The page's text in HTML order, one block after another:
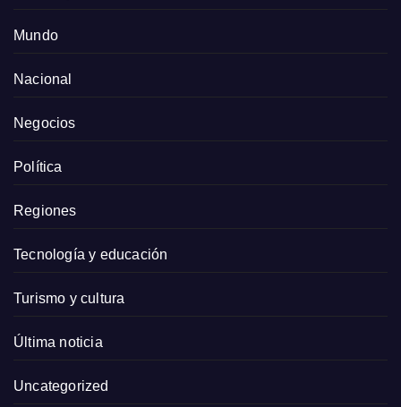
Mundo
Nacional
Negocios
Política
Regiones
Tecnología y educación
Turismo y cultura
Última noticia
Uncategorized